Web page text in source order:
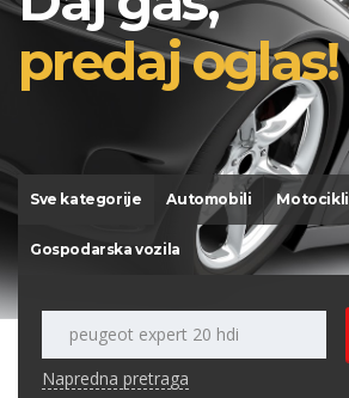
predaj oglas!
Sve kategorije Automobili Motocikli
Gospodarska vozila
Napredna pretraga